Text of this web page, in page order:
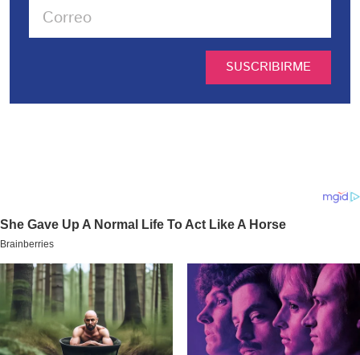
SUSCRIBIRME